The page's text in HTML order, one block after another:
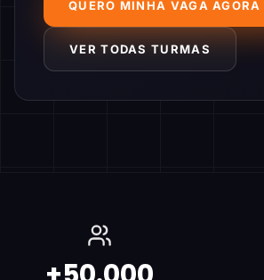
QUERO MINHA VAGA AGORA
VER TODAS TURMAS